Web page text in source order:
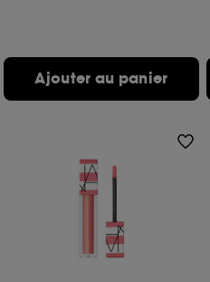
Ajouter au panier